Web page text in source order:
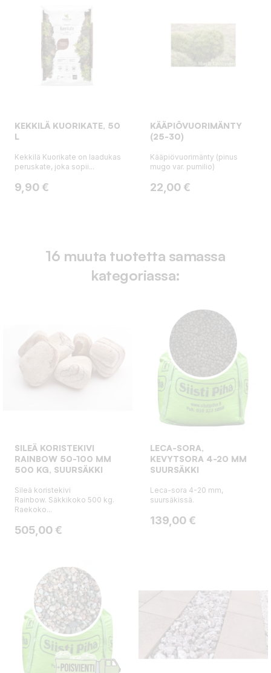
KEKKILÄ KUORIKATE, 50
L
Kekkilä Kuorikate on laadukas
peruskate, joka sopii...
Hinta
9,90 €
KÄÄPIÖVUORIMÄNTY
(25-30)
Kääpiövuorimänty (pinus
mugo var. pumilio)
Hinta
22,00 €
16 muuta tuotetta samassa
kategoriassa:
SILEÄ KORISTEKIVI
RAINBOW 50-100 MM
500 KG, SUURSÄKKI
Sileä koristekivi
Rainbow. Säkkikoko 500 kg.
Raekoko...
Hinta
505,00 €
LECA-SORA,
KEVYTSORA 4-20 MM
SUURSÄKKI
Leca-sora 4-20 mm,
suursäkissä.
Hinta
139,00 €